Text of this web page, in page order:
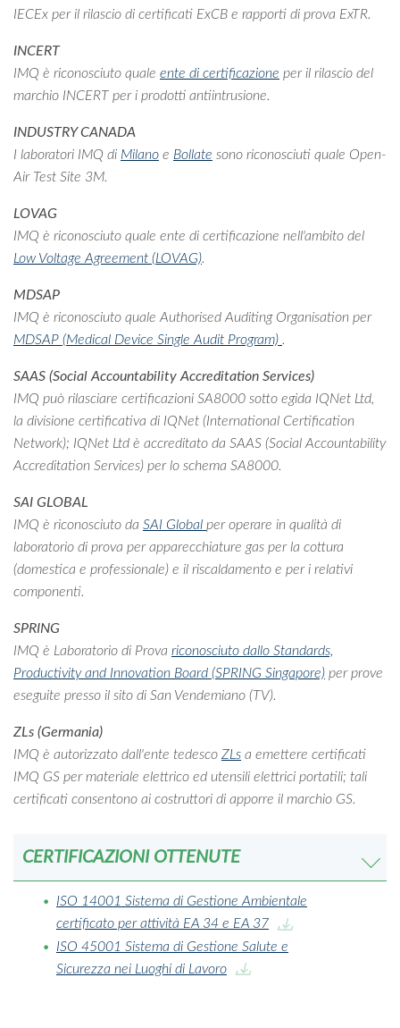
IECEx per il rilascio di certificati ExCB e rapporti di prova ExTR.
INCERT
IMQ è riconosciuto quale ente di certificazione per il rilascio del
marchio INCERT per i prodotti antiintrusione.
INDUSTRY CANADA
I laboratori IMQ di Milano e Bollate sono riconosciuti quale Open-
Air Test Site 3M.
LOVAG
IMQ è riconosciuto quale ente di certificazione nell'ambito del
Low Voltage Agreement (LOVAG).
MDSAP
IMQ è riconosciuto quale Authorised Auditing Organisation per
MDSAP (Medical Device Single Audit Program) .
SAAS (Social Accountability Accreditation Services)
IMQ può rilasciare certificazioni SA8000 sotto egida IQNet Ltd,
la divisione certificativa di IQNet (International Certification
Network); IQNet Ltd è accreditato da SAAS (Social Accountability
Accreditation Services) per lo schema SA8000.
SAI GLOBAL
IMQ è riconosciuto da SAI Global per operare in qualità di
laboratorio di prova per apparecchiature gas per la cottura
(domestica e professionale) e il riscaldamento e per i relativi
componenti.
SPRING
IMQ è Laboratorio di Prova riconosciuto dallo Standards,
Productivity and Innovation Board (SPRING Singapore) per prove
eseguite presso il sito di San Vendemiano (TV).
ZLs (Germania)
IMQ è autorizzato dall'ente tedesco ZLs a emettere certificati
IMQ GS per materiale elettrico ed utensili elettrici portatili; tali
certificati consentono ai costruttori di apporre il marchio GS.
CERTIFICAZIONI OTTENUTE
ISO 14001 Sistema di Gestione Ambientale
certificato per attività EA 34 e EA 37
ISO 45001 Sistema di Gestione Salute e
Sicurezza nei Luoghi di Lavoro